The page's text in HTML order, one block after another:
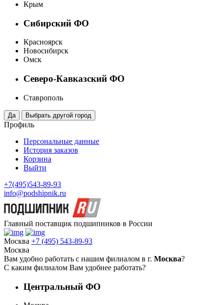
Крым
Сибирский ФО
Красноярск
Новосибирск
Омск
Северо-Кавказский ФО
Ставрополь
Профиль
Персональные данные
История заказов
Корзина
Выйти
+7(495)543-89-93
info@podshipnik.ru
Главный поставщик подшипников в России
Москва +7 (495) 543-89-93
Москва
Вам удобно работать с нашим филиалом в г. Москва?
С каким филиалом Вам удобнее работать?
Центральный ФО